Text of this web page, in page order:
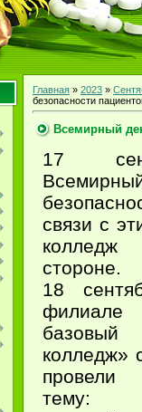
Главная » 2023 »
безопасности
Всемирный
17
связи с
стороне.
18
колледж»
провели
тему: